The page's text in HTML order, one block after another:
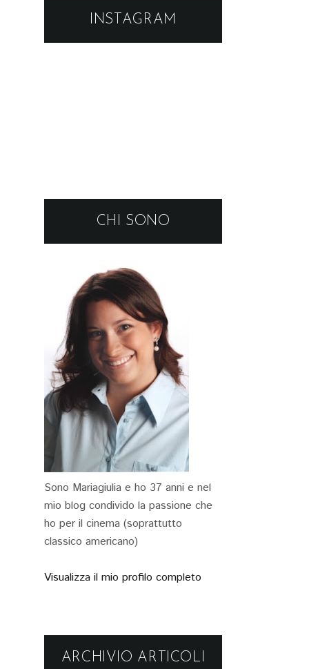
INSTAGRAM
CHI SONO
Sono Mariagiulia e ho 37 anni e nel
mio blog condivido la passione che
ho per il cinema (soprattutto
classico americano)
Visualizza il mio profilo completo
ARCHIVIO ARTICOLI